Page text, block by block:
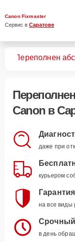
Canon Fixmaster
Сервис в Саратове
Переполнен
Canon в
даже при
курьером
на все виды
в день